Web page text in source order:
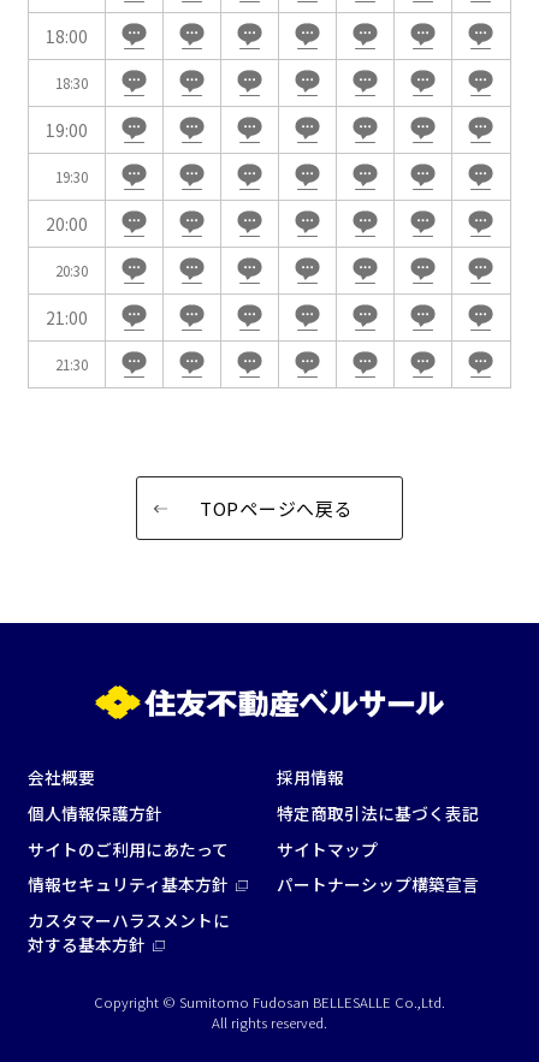
18:00
18:30
19:00
19:30
20:00
20:30
21:00
21:30
TOPページへ戻る
会社概要
採用情報
個人情報保護方針
特定商取引法に基づく表記
サイトのご利用にあたって
サイトマップ
情報セキュリティ基本方針
パートナーシップ構築宣言
カスタマーハラスメントに
対する基本方針
Copyright © Sumitomo Fudosan BELLESALLE Co.,Ltd.
All rights reserved.
面積
会場の種類
イベントホール 会議室
こだわり条件※複数選択可能
特長で選ぶ
大型スクリーンあり
控室あり
パーティ・懇親会
株主総会・IR
e-sports大会
プレス発表
この条件で検索